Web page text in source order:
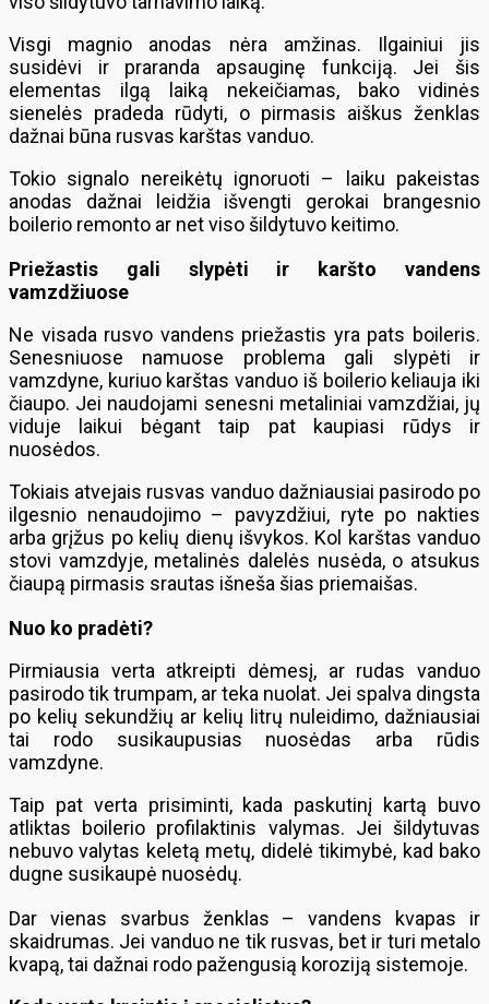
Visgi magnio anodas nėra amžinas. Ilgainiui jis
susidėvi ir praranda apsauginę funkciją. Jei šis
elementas ilgą laiką nekeičiamas, bako vidinės
sienelės pradeda rūdyti, o pirmasis aiškus ženklas
dažnai būna rusvas karštas vanduo.
Tokio signalo nereikėtų ignoruoti – laiku pakeistas
anodas dažnai leidžia išvengti gerokai brangesnio
boilerio remonto ar net viso šildytuvo keitimo.
Priežastis gali slypėti ir karšto vandens
vamzdžiuose
Ne visada rusvo vandens priežastis yra pats boileris.
Senesniuose namuose problema gali slypėti ir
vamzdyne, kuriuo karštas vanduo iš boilerio keliauja iki
čiaupo. Jei naudojami senesni metaliniai vamzdžiai, jų
viduje laikui bėgant taip pat kaupiasi rūdys ir
nuosėdos.
Tokiais atvejais rusvas vanduo dažniausiai pasirodo po
ilgesnio nenaudojimo – pavyzdžiui, ryte po nakties
arba grįžus po kelių dienų išvykos. Kol karštas vanduo
stovi vamzdyje, metalinės dalelės nusėda, o atsukus
čiaupą pirmasis srautas išneša šias priemaišas.
Nuo ko pradėti?
Pirmiausia verta atkreipti dėmesį, ar rudas vanduo
pasirodo tik trumpam, ar teka nuolat. Jei spalva dingsta
po kelių sekundžių ar kelių litrų nuleidimo, dažniausiai
tai rodo susikaupusias nuosėdas arba rūdis
vamzdyne.
Taip pat verta prisiminti, kada paskutinį kartą buvo
atliktas boilerio profilaktinis valymas. Jei šildytuvas
nebuvo valytas keletą metų, didelė tikimybė, kad bako
dugne susikaupė nuosėdų.
Dar vienas svarbus ženklas – vandens kvapas ir
skaidrumas. Jei vanduo ne tik rusvas, bet ir turi metalo
kvapą, tai dažnai rodo pažengusią koroziją sistemoje.